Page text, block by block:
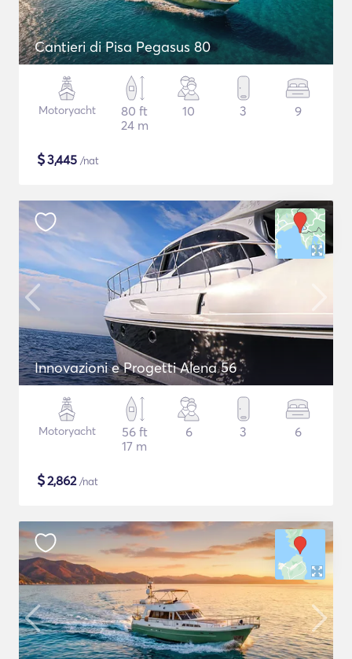
Cantieri di Pisa Pegasus 80
Motoryacht
80 ft
24 m
10 3 9
$3,445 /nat
Innovazioni e Progetti Alena 56
Motoryacht
56 ft
17 m
6 3 6
$2,862/nat